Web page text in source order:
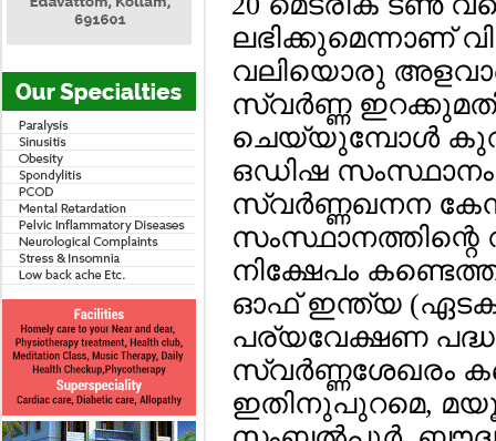
ലഭിക്കുമെന്നാണ്
വലിയൊരു
സ്വര്‍ണ്ണ
ചെയ്യുമ്പോള്‍
ഒഡിഷ സംസ്ഥാനം
സ്വര്‍ണ്ണഖനന
സംസ്ഥാനത്തിന്റെ
നിക്ഷേപം
ഓഫ് ഇന്ത്യ
പര്യവേക്ഷണ
സ്വര്‍ണ്ണശേഖരം
ഇതിനുപുറമെ,